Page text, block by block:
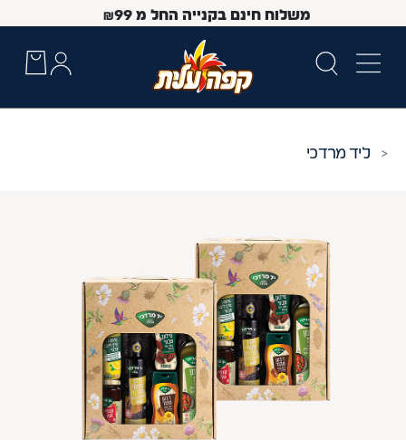
משלוח חינם בקנייה החל מ ₪99
Up and Down arrow keys to navigate search results.
יד מרדכי